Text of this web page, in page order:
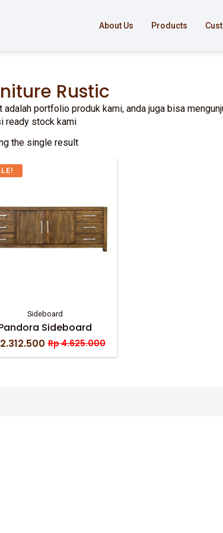
About Us Products
Rustic
adalah portfolio produk kami, anda juga bisa
ready stock kami
the single result
Sideboard
Sideboard
Rp4.625.000
Original
price
Current
price